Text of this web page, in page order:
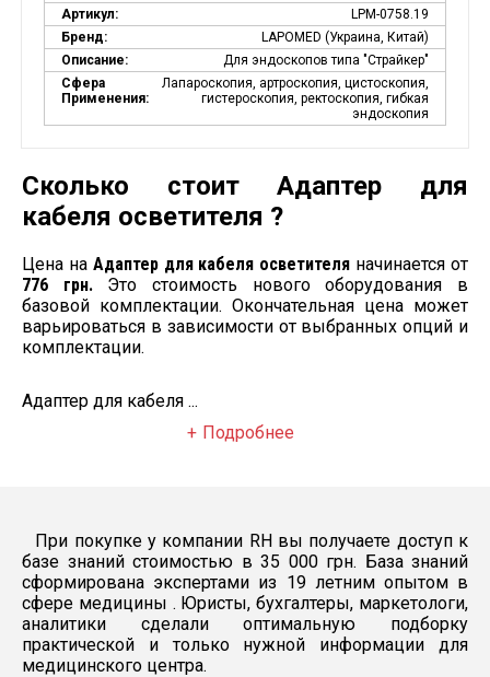
Артикул:
LPM-0758.19
Бренд:
LAPOMED (Украина, Китай)
Описание:
Для эндоскопов типа "Страйкер"
Сфера
Применения:
Лапароскопия, артроскопия, цистоскопия,
гистероскопия, ректоскопия, гибкая
эндоскопия
Сколько стоит Адаптер для
кабеля осветителя ?
Цена на Адаптер для кабеля осветителя начинается от
776 грн.Это стоимость нового оборудования в
базовой комплектации. Окончательная цена может
варьироваться в зависимости от выбранных опций и
комплектации.
Адаптер для кабеля ...
Подробнее
При покупке у компании RH вы получаете доступ к
базе знаний стоимостью в 35 000 грн. База знаний
сформирована экспертами из 19 летним опытом в
сфере медицины . Юристы, бухгалтеры, маркетологи,
аналитики сделали оптимальную подборку
практической и только нужной информации для
медицинского центра.